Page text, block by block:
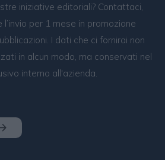
iniziative editoriali? Contattaci,
per 1 mese in promozione
I dati che ci fornirai non
in alcun modo, ma conservati nel
interno all'azienda.